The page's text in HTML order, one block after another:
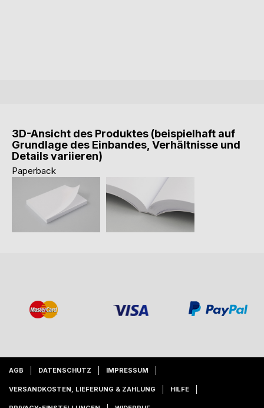
3D-Ansicht des Produktes (beispielhaft auf
Grundlage des Einbandes, Verhältnisse und
Details variieren)
Paperback
AGB DATENSCHUTZ IMPRESSUM
VERSANDKOSTEN, LIEFERUNG & ZAHLUNG HILFE